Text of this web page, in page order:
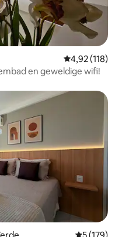
Gemiddelde
4,92 (118)
en geweldige wifi!
5 (179)